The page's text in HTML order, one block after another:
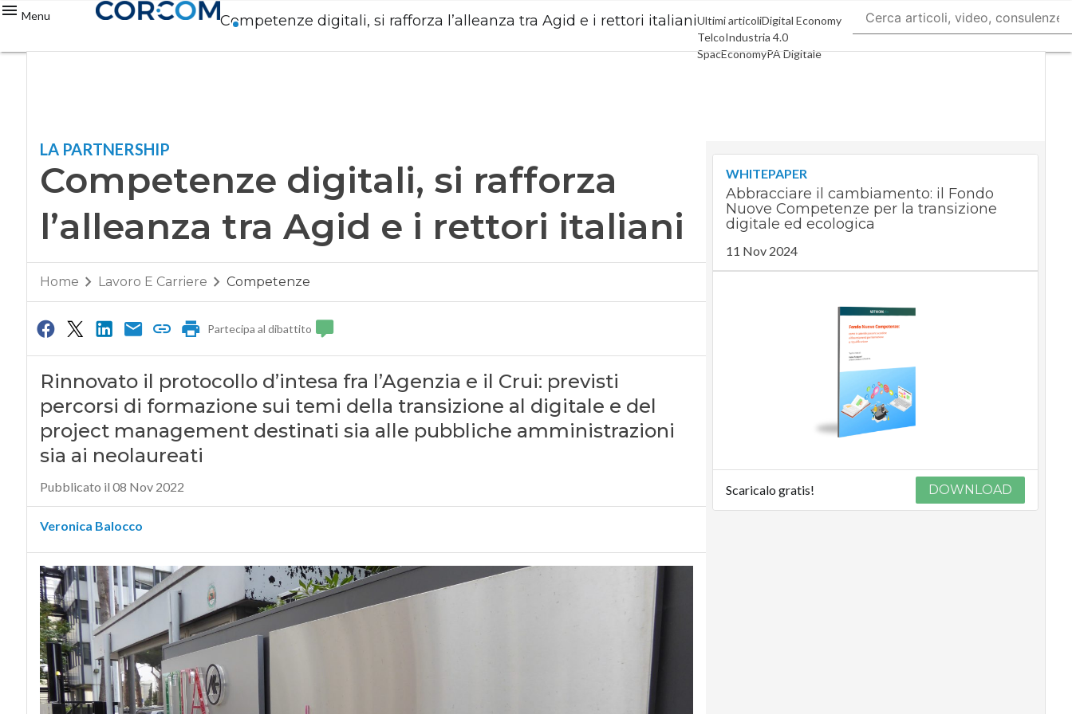
Menu Competenze digitali, si rafforza l’alleanza tra Agid e i rettori italianiUltimi articoliDigital Economy
TelcoIndustria 4.0
SpacEconomyPA Digitale
LA PARTNERSHIP
Competenze digitali, si rafforza
l’alleanza tra Agid e i rettori italiani
Home Lavoro E Carriere Competenze
Partecipa al dibattito
Rinnovato il protocollo d’intesa fra l’Agenzia e il Crui: previsti
percorsi di formazione sui temi della transizione al digitale e del
project management destinati sia alle pubbliche amministrazioni
sia ai neolaureati
Pubblicato il 08 Nov 2022
Veronica Balocco
WHITEPAPER
Abbracciare il cambiamento: il Fondo
Nuove Competenze per la transizione
digitale ed ecologica
11 Nov 2024
Scaricalo gratis! DOWNLOAD